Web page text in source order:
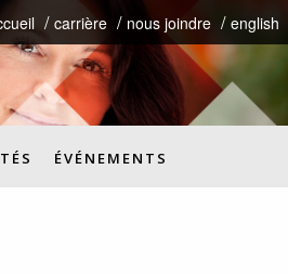
carrière nous joindre english
ÉVÉNEMENTS